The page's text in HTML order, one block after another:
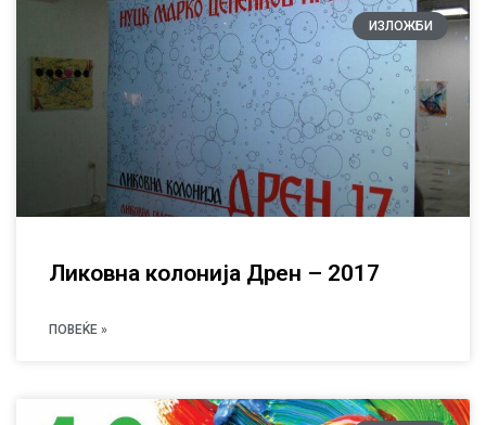
ИЗЛОЖБИ
Ликовна колонија Дрен – 2017
ПОВЕЌЕ »